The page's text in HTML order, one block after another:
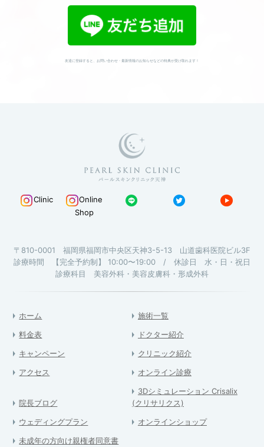
WEBカウンセリング予約
友達に登録すると、お問い合わせ・最新情報のお知らせなどの特典が受け取れます！
Clinic
Online
Shop
〒810-0001 福岡県福岡市中央区天神3-5-13 山道歯科医院ビル3F
診療時間 【完全予約制】 10:00〜19:00 / 休診日 水・日・祝日
診療科目 美容外科・美容皮膚科・形成外科
ホーム 施術一覧
料金表 ドクター紹介
キャンペーン クリニック紹介
アクセス オンライン診療
院長ブログ
3Dシミュレーション Crisalix
(クリサリクス)
ウェディングプラン オンラインショップ
未成年の方向け親権者同意書